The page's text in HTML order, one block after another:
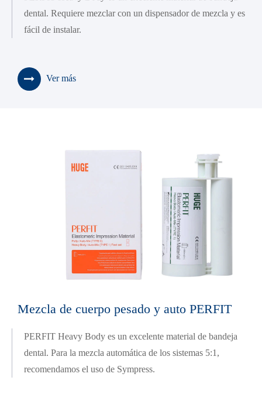
dental. Requiere mezclar con un dispensador de mezcla y es
fácil de instalar.
Ver más
Mezcla de cuerpo pesado y auto PERFIT
PERFIT Heavy Body es un excelente material de bandeja
dental. Para la mezcla automática de los sistemas 5:1,
recomendamos el uso de Sympress.